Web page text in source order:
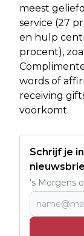
meest
service (27
en hulp
procent),
words of
receiving
voorkomt.
Schrijf je
's Morgens